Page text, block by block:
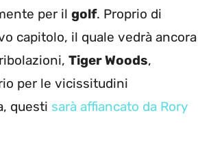
per il golf. Proprio di
capitolo, il quale vedrà ancora
Tiger Woods,
per le vicissitudini
questi sarà affiancato da Rory